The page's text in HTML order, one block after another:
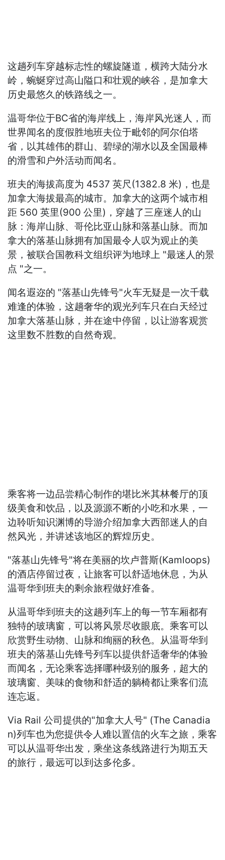
这趟列车穿越标志性的螺旋隧道，横跨大陆分水
岭，蜿蜒穿过高山隘口和壮观的峡谷，是加拿大
历史最悠久的铁路线之一。
温哥华位于BC省的海岸线上，海岸风光迷人，而
世界闻名的度假胜地班夫位于毗邻的阿尔伯塔
省，以其雄伟的群山、碧绿的湖水以及全国最棒
的滑雪和户外活动而闻名。
班夫的海拔高度为 4537 英尺(1382.8 米)，也是
加拿大海拔最高的城市。加拿大的这两个城市相
距 560 英里(900 公里)，穿越了三座迷人的山
脉：海岸山脉、哥伦比亚山脉和落基山脉。而加
拿大的落基山脉拥有加国最令人叹为观止的美
景，被联合国教科文组织评为地球上 "最迷人的景
点 "之一。
闻名遐迩的 "落基山先锋号"火车无疑是一次千载
难逢的体验，这趟奢华的观光列车只在白天经过
加拿大落基山脉，并在途中停留，以让游客观赏
这里数不胜数的自然奇观。
乘客将一边品尝精心制作的堪比米其林餐厅的顶
级美食和饮品，以及源源不断的小吃和水果，一
边聆听知识渊博的导游介绍加拿大西部迷人的自
然风光，并讲述该地区的辉煌历史。
"落基山先锋号"将在美丽的坎卢普斯(Kamloops)
的酒店停留过夜，让旅客可以舒适地休息，为从
温哥华到班夫的剩余旅程做好准备。
从温哥华到班夫的这趟列车上的每一节车厢都有
独特的玻璃窗，可以将风景尽收眼底。乘客可以
欣赏野生动物、山脉和绚丽的秋色。从温哥华到
班夫的落基山先锋号列车以提供舒适奢华的体验
而闻名，无论乘客选择哪种级别的服务，超大的
玻璃窗、美味的食物和舒适的躺椅都让乘客们流
连忘返。
Via Rail 公司提供的"加拿大人号" (The Canadia
n)列车也为您提供令人难以置信的火车之旅，乘客
可以从温哥华出发，乘坐这条线路进行为期五天
的旅行，最远可以到达多伦多。